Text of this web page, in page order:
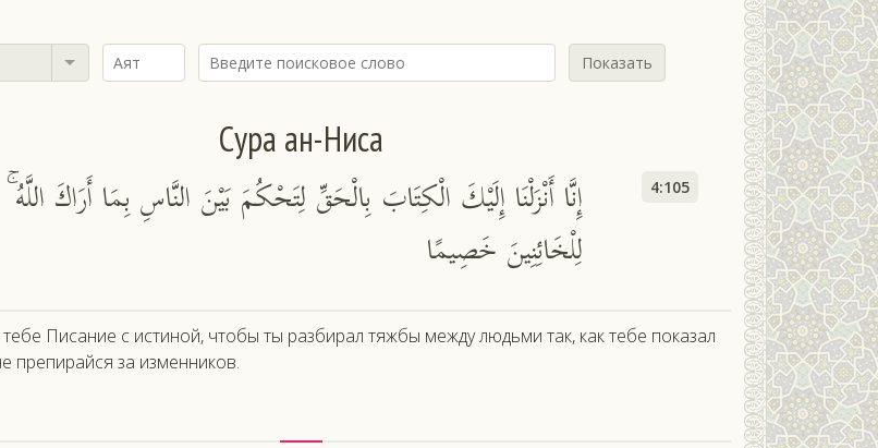
Показать
Сура ан-Ниса
إِنَّا أَنْزَلْنَا إِلَيْكَ الْكِتَابَ بِالْحَقِّ لِتَحْكُمَ بَيْنَ النَّاسِ بِمَا أَرَاكَ
لِلْخَائِنِينَ خَصِيمًا
4:105
Писание с истиной, чтобы ты разбирал тяжбы между людьми так, как тебе показал
препирайся за изменников.